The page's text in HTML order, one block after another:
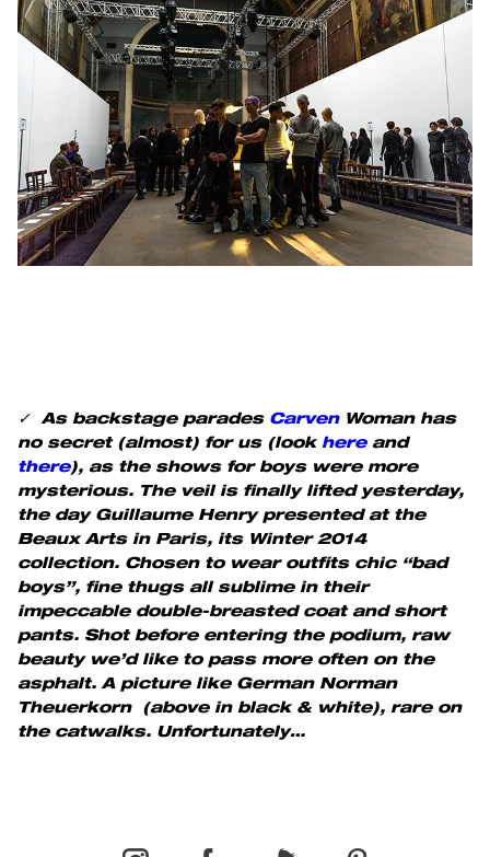
✓ As backstage parades CarvenWoman has
no secret (almost) for us (look hereand
there), as the shows for boys were more
mysterious. The veil is finally lifted yesterday,
the day Guillaume Henry presented at the
Beaux Arts in Paris, its Winter 2014
collection. Chosen to wear outfits chic “bad
boys”, fine thugs all sublime in their
impeccable double-breasted coat and short
pants. Shot before entering the podium, raw
beauty we’d like to pass more often on the
asphalt. A picture like German Norman
Theuerkorn (above in black & white), rare on
the catwalks. Unfortunately…